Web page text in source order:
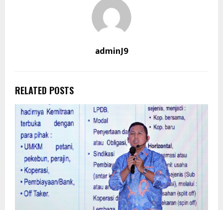
adminJ9
RELATED POSTS